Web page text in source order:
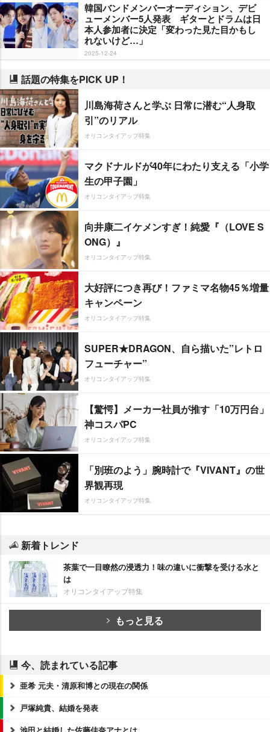
韓国バンドメンバーオーディション、デビ
ューメンバー5人発表 ギターとドラムは日
本人参加者に決定「変わった見た目かもし
れないけど…」
2025-12-24
話題の特集をPICK UP！
川島海荷さんと学ぶ 日常に潜む“人身取
引”のリアル
オリコンタイアップ特集
マクドナルドが40年にわたり支える「小学
生の甲子園」
オリコンタイアップ特集
向井康二イケメンすぎ！純愛『（LOVE S
ONG）』
オリコンタイアップ特集
大好評につき再び！ファミマ名物45％増量
キャンペーン
オリコンタイアップ特集
SUPER★DRAGON、自ら描いた”レトロ
フューチャー”
オリコンタイアップ特集
【驚愕】メーカー社員が推す「10万円台」
神コスパPC
オリコンタイアップ特集
「別班のよう」腕時計で『VIVANT』の世
界観再現
オリコンタイアップ特集
新着トレンド
茶葉で一目瞭然の浸透力！味の違いに衝撃を受ける水と
は
オリコンタイアップ特集
もっと見る
今、読まれている記事
亜希 元夫・清原和博との現在の関係
戸塚純貴、結婚を発表
池田と結婚した佐藤佳奈アナとは…